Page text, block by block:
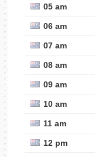
05 am
06 am
07 am
08 am
09 am
10 am
11 am
12 pm